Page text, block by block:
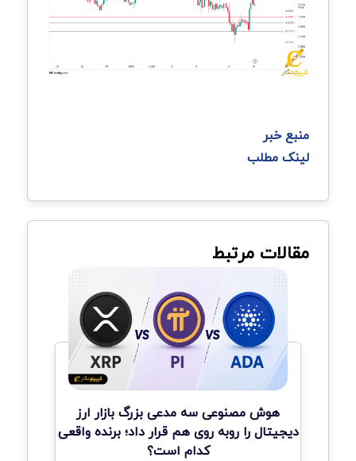
منبع خبر
لینک مطلب
مقالات مرتبط
هوش مصنوعی سه مدعی بزرگ بازار ارز
دیجیتال را روبه روی هم قرار داد؛ برنده واقعی
کدام است؟